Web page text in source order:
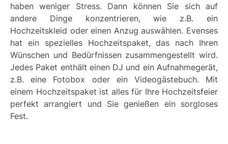
haben weniger Stress. Dann können Sie sich auf
andere Dinge konzentrieren, wie z.B. ein
Hochzeitskleid oder einen Anzug auswählen. Evenses
hat ein spezielles Hochzeitspaket, das nach Ihren
Wünschen und Bedürfnissen zusammengestellt wird.
Jedes Paket enthält einen DJ und ein Aufnahmegerät,
z.B. eine Fotobox oder ein Videogästebuch. Mit
einem Hochzeitspaket ist alles für Ihre Hochzeitsfeier
perfekt arrangiert und Sie genießen ein sorgloses
Fest.